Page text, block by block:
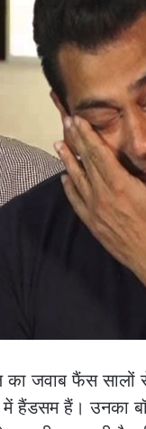
जवाब फैंस सालों
हैं। उनका